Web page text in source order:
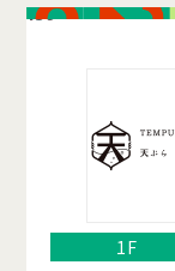
139
1F